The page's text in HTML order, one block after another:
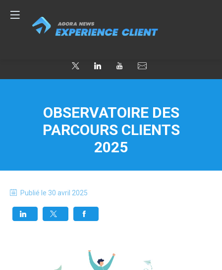
OBSERVATOIRE DES
PARCOURS CLIENTS
2025
Publié le 30 avril 2025